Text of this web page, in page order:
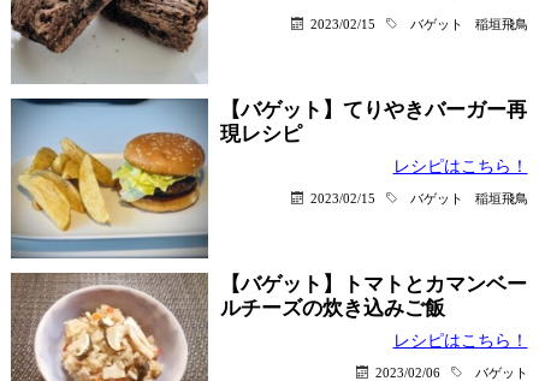
2023/02/15 バゲット 稲垣飛鳥
【バゲット】てりやきバーガー再
現レシピ
レシピはこちら！
2023/02/15 バゲット 稲垣飛鳥
【バゲット】トマトとカマンベー
ルチーズの炊き込みご飯
レシピはこちら！
2023/02/06 バゲット